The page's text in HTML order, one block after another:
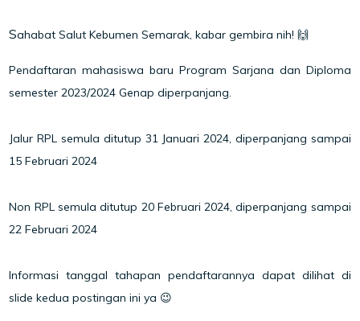
Sahabat Salut Kebumen Semarak, kabar gembira nih! 🙌
Pendaftaran mahasiswa baru Program Sarjana dan Diploma
semester 2023/2024 Genap diperpanjang.
Jalur RPL semula ditutup 31 Januari 2024, diperpanjang sampai
15 Februari 2024
Non RPL semula ditutup 20 Februari 2024, diperpanjang sampai
22 Februari 2024
Informasi tanggal tahapan pendaftarannya dapat dilihat di
slide kedua postingan ini ya 😉